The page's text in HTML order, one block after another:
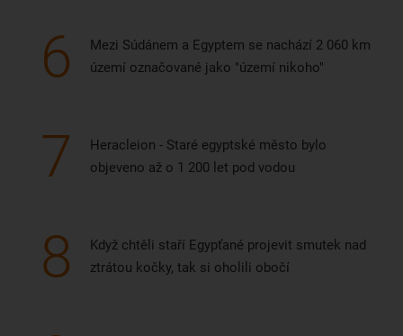
6
Mezi Súdánem a Egyptem se nachází 2 060 km
území označované jako "území nikoho"
7
Heracleion - Staré egyptské město bylo
objeveno až o 1 200 let pod vodou
8
Když chtěli staří Egypťané projevit smutek nad
ztrátou kočky, tak si oholili obočí